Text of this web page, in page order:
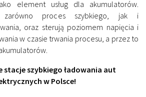
element usług dla akumulatorów.
zarówno proces szybkiego, jak i
oraz sterują poziomem napięcia i
w czasie trwania procesu, a przez to
stacje szybkiego ładowania aut
w Polsce!